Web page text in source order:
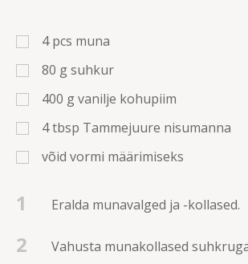
4 pcs muna
80 gsuhkur
400 gvanilje kohupiim
4tbsp Tammejuure nisumanna
võid vormi määrimiseks
1 Eralda munavalged ja -kollased.
2
Vahusta munakollased